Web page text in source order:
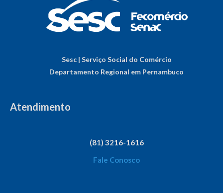
Sesc | Serviço Social do Comércio
Departamento Regional em Pernambuco
Atendimento
(81) 3216-1616
Fale Conosco